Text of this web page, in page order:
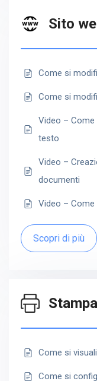
Sito
Come si
Come si
Video – Come
testo
Video –
documenti
Video –
Scopri di più
Come si
Come si